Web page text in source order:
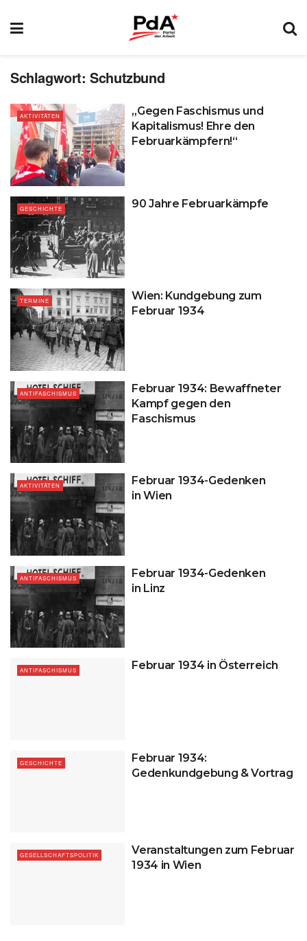
Schlagwort:Schutzbund
AKTIVITÄTEN
„Gegen Faschismus und
Kapitalismus! Ehre den
Februarkämpfern!“
GESCHICHTE 90 Jahre Februarkämpfe
TERMINE
Wien: Kundgebung zum
Februar 1934
ANTIFASCHISMUS
Februar 1934: Bewaffneter
Kampf gegen den
Faschismus
AKTIVITÄTEN
Februar 1934-Gedenken
in Wien
ANTIFASCHISMUS
Februar 1934-Gedenken
in Linz
ANTIFASCHISMUS Februar 1934 in Österreich
GESCHICHTE
Februar 1934:
Gedenkundgebung & Vortrag
GESELLSCHAFTSPOLITIK
Veranstaltungen zum Februar
1934 in Wien